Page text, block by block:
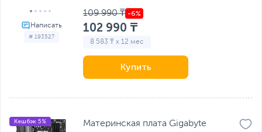
# 193527
109 990 ₸
102 990 ₸
8 583 ₸ x 12 мес
Купить
Кешбэк 5%
Материнская плата Gigabyte